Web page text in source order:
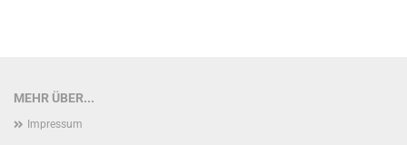
MEHR ÜBER...
Impressum